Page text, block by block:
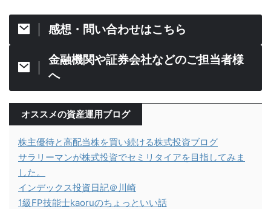
感想・問い合わせはこちら
金融機関や証券会社などのご担当者様
へ
オススメの資産運用ブログ
株主優待と高配当株を買い続ける株式投資ブログ
サラリーマンが株式投資でセミリタイアを目指してみま
した。
インデックス投資日記＠川崎
1級FP技能士kaoruのちょっといい話